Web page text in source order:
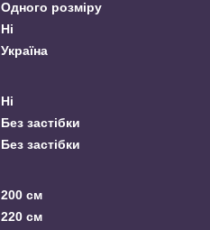
Одного розміру
Ні
Україна
Ні
Без застібки
Без застібки
200 см
220 см